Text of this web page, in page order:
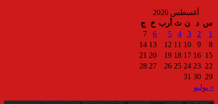
أغسطس 2026
س د ن ث أرب خ
ج
1
2
3
4
5
6
7
8
9
10
11
12
13
14
15
16
17
18
19
20
21
22
23
24
25
26
27
28
29
30
31
« يوليو